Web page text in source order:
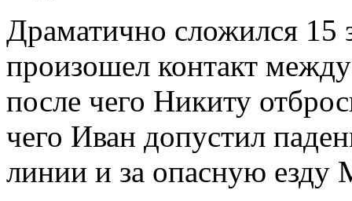
Драматично сложился 15
произошел контакт
после чего Никиту
чего Иван допустил
линии и за опасную езду